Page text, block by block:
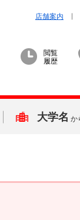
店舗案内
閲覧
履歴
大学名 か